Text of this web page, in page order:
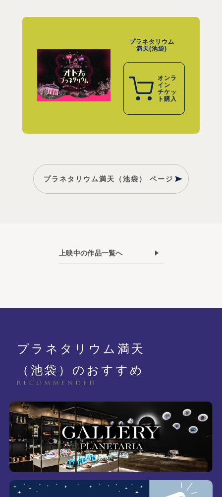
プラネタリウム
満天(池袋)
オンラ
イン
チケッ
ト購入
プラネタリウム満天（池袋） ページ
上映中の作品一覧へ
プラネタリウム満天
（池袋）のおすすめ